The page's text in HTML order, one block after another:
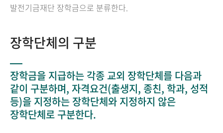
발전기금재단 장학금으로 분류한다.
장학단체의 구분
장학금을 지급하는 각종 교외 장학단체를 다음과
같이 구분하며, 자격요건(출생지, 종친, 학과, 성적
등)을 지정하는 장학단체와 지정하지 않은
장학단체로 구분한다.